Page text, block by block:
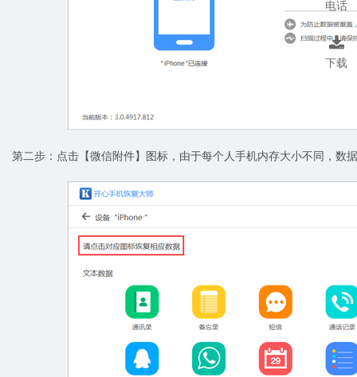
第二步：点击【微信附件】图标，由于每个人手机内存大小不同，数
电话

下载